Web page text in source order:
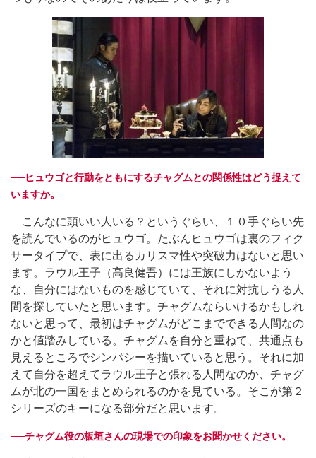
──ヒュウゴと行動をともにするチャグムとの関係性はどう捉えて
いますか。
こんなに頭いい人いる？というぐらい、１０手ぐらい先
を読んでいるのがヒュウゴ。たぶんヒュウゴは裏のフィク
サータイプで、表に出るカリスマ性や突破力はないと思い
ます。ラウル王子（高良健吾）には王族にしかないよう
な、自分にはないものを感じていて、それに対抗しうる人
間を探していたと思います。チャグムならいけるかもしれ
ないと思って、最初はチャグムがどこまでできる人間なの
かと値踏みしている。チャグムを自分と重ねて、共通点も
見えるところでシンパシーを描いていると思う。それに加
えて自分を超えてラウル王子と張れる人間なのか、チャグ
ムが北の一国をまとめられるのかを見ている。そこが第２
シリーズのキーになる部分だと思います。
──チャグム役の板垣さんの現場での印象をお聞かせください。